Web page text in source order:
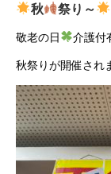
秋 祭り～
敬老の日 介護付
秋祭りが開催され